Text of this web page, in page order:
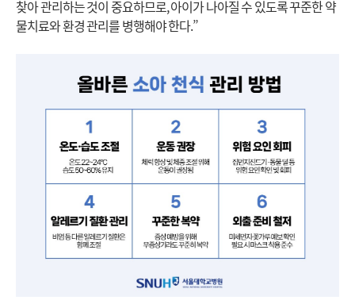
찾아 관리하는 것이 중요하므로, 아이가 나아질 수 있도록 꾸준한 약
물치료와 환경 관리를 병행해야 한다.”